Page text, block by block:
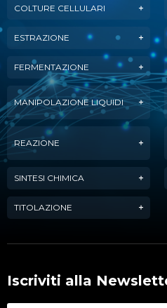
COLTURE CELLULARI
ESTRAZIONE
FERMENTAZIONE
MANIPOLAZIONE LIQUIDI
REAZIONE
SINTESI CHIMICA
TITOLAZIONE
Iscriviti alla